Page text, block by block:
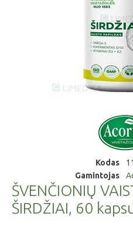
Kodas
Gamintojas
ŠVENČIONIŲ
ŠIRDŽIAI, 60